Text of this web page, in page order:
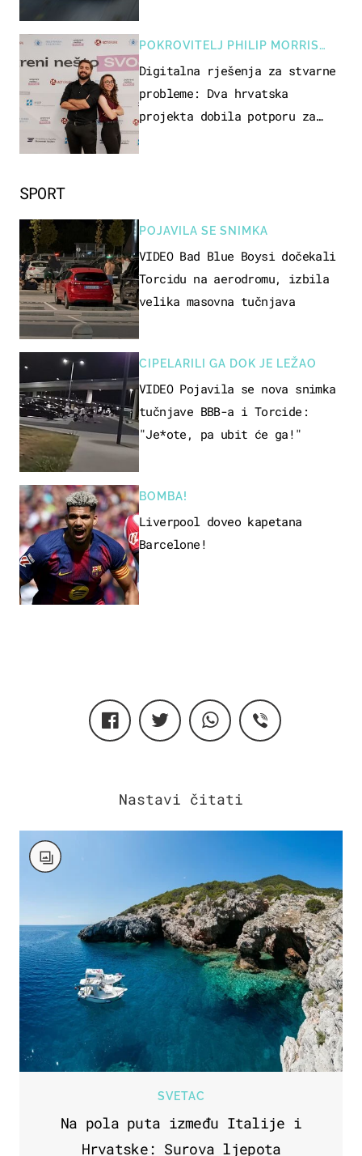
SPORT
POJAVILA SE SNIMKA
VIDEO Bad Blue Boysi dočekali
Torcidu na aerodromu, izbila
velika masovna tučnjava
CIPELARILI GA DOK JE LEŽAO
VIDEO Pojavila se nova snimka
tučnjave BBB-a i Torcide:
"Je*ote, pa ubit će ga!"
BOMBA!
Liverpool doveo kapetana
Barcelone!
POKROVITELJ PHILIP MORRIS
ZAGREB
Digitalna rješenja za stvarne
probleme: Dva hrvatska
projekta dobila potporu za
SVETAC
Na pola puta između Italije i
Hrvatske: Surova ljepota